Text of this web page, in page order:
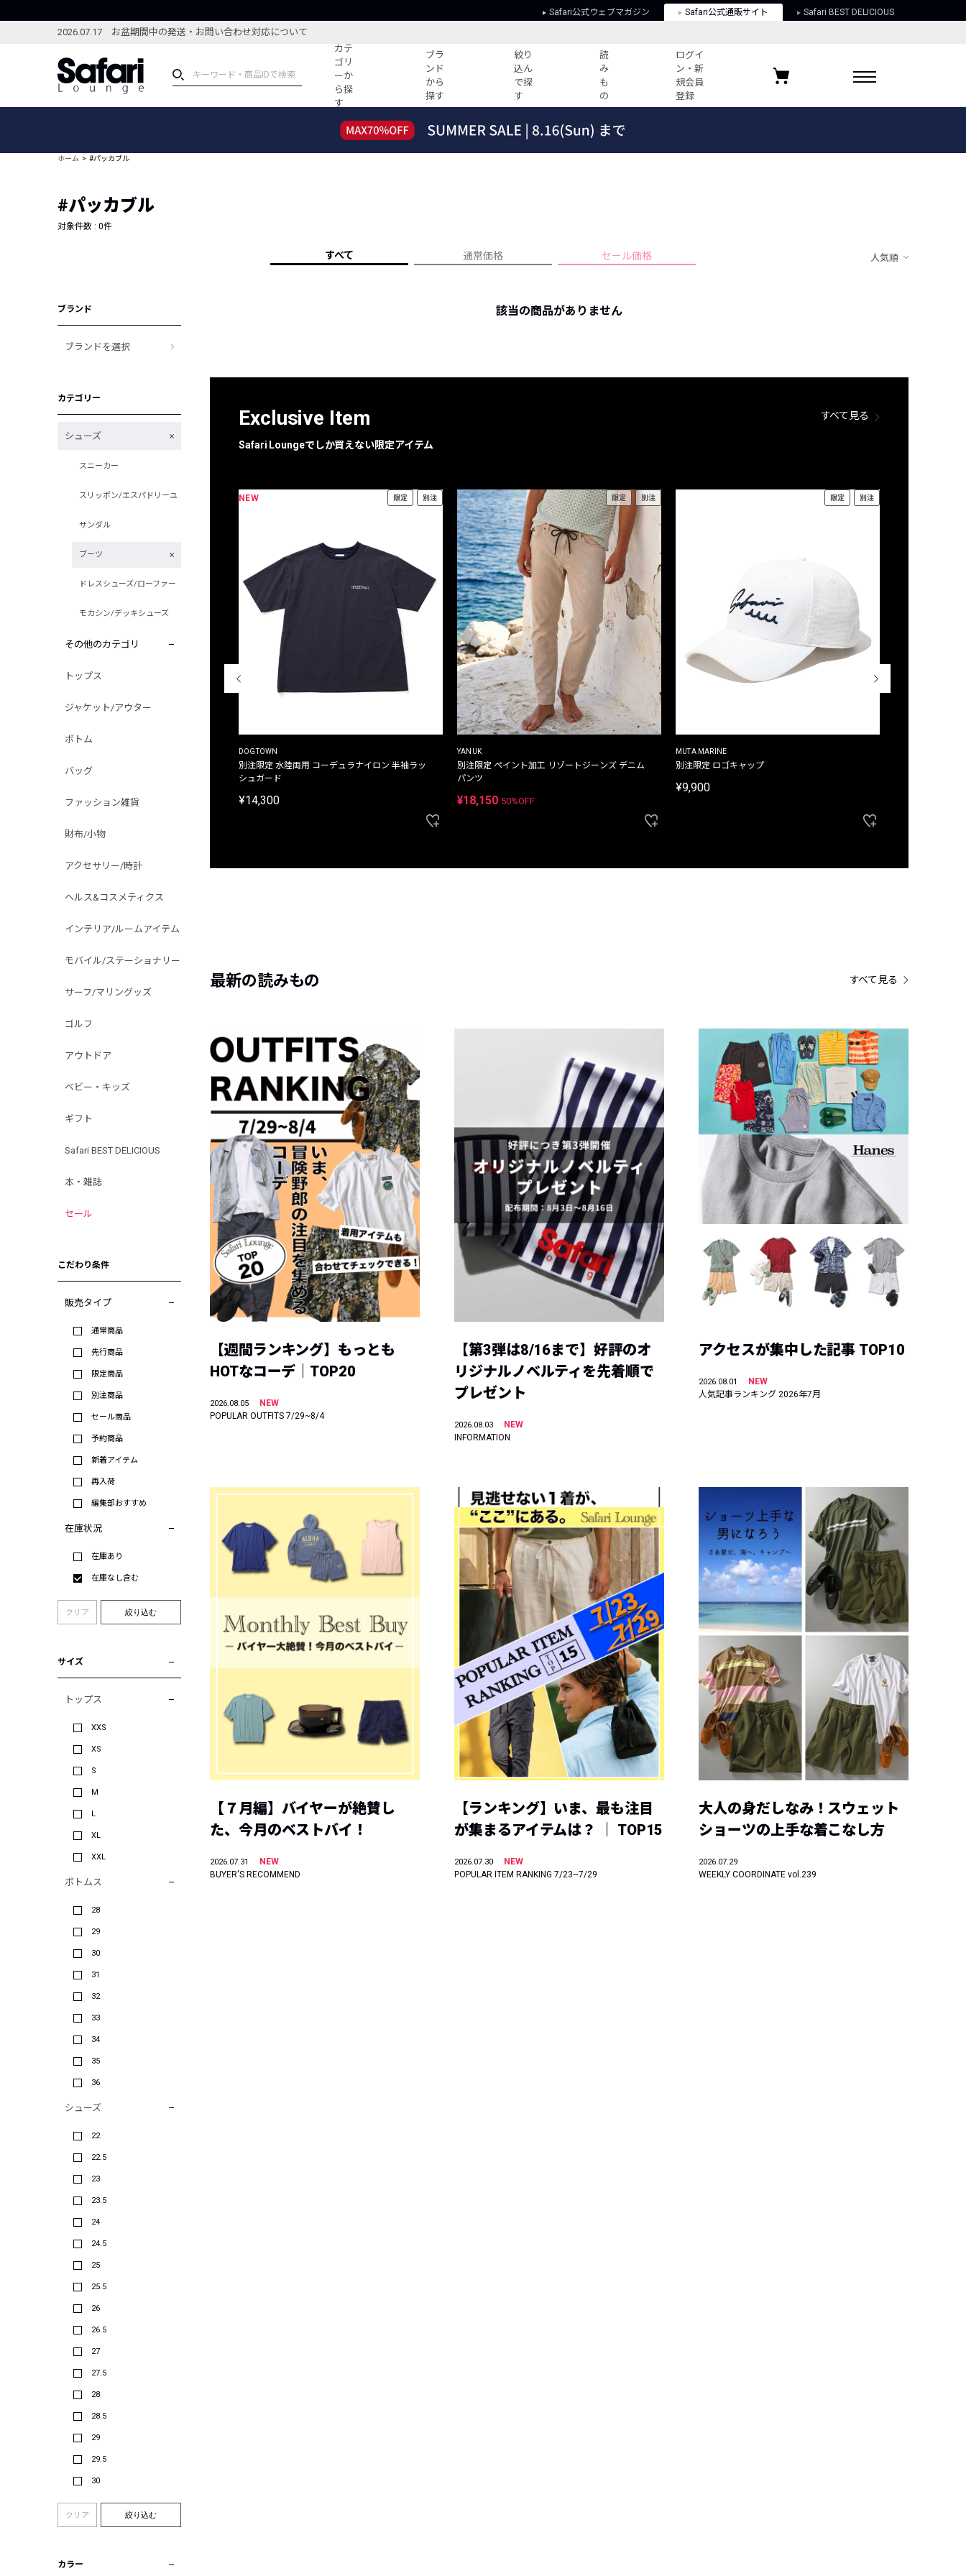
Safari公式ウェブマガジン Safari公式通販サイト Safari BEST DELICIOUS
2026.07.17 お盆期間中の発送・お問い合わせ対応について
カテ
ゴリ
ーか
ら探
す
ブラ
ンド
から
探す
絞り
込ん
で探
す
読
み
も
の
ログイ
ン・新
規会員
登録
ブランドから探す
新着アイテム
編集部のおすすめアイテム
すべての記事
人気記事ランキング
フォーカスブランド
プライバシーポリシー
お気に入りブランド
ホーム #パッカブル
#パッカブル
対象件数 : 0件
すべて 通常価格 セール価格 人気順
ブランド
ブランドを選択
カテゴリー
シューズ
スニーカー
スリッポン/エスパドリーユ
サンダル
ブーツ
ドレスシューズ/ローファー
モカシン/デッキシューズ
その他のカテゴリ
トップス
ジャケット/アウター
ボトム
バッグ
ファッション雑貨
財布/小物
アクセサリー/時計
ヘルス&コスメティクス
インテリア/ルームアイテム
モバイル/ステーショナリー
サーフ/マリングッズ
ゴルフ
アウトドア
ベビー・キッズ
ギフト
Safari BEST DELICIOUS
本・雑誌
セール
こだわり条件
販売タイプ
通常商品
先行商品
限定商品
別注商品
セール商品
予約商品
新着アイテム
再入荷
編集部おすすめ
在庫状況
在庫あり
在庫なし含む
クリア 絞り込む
サイズ
トップス
XXS
XS
S
M
L
XL
XXL
ボトムス
28
29
30
31
32
33
34
35
36
シューズ
22
22.5
23
23.5
24
24.5
25
25.5
26
26.5
27
27.5
28
28.5
29
29.5
30
クリア 絞り込む
カラー
該当の商品がありません
Exclusive Item
Safari Loungeでしか買えない限定アイテム
すべて見る
限定
別注限定 ピグメントダイ バックプリント サーフ
プリントTシャツ
NEW 限定 別注
DOGTOWN
別注限定 水陸両用 コーデュラナイロン 半袖ラッ
シュガード
¥14,300
限定 別注
YANUK
別注限定 ペイント加工 リゾートジーンズ デニム
パンツ
¥18,150 50%OFF
限定 別注
MUTA MARINE
別注限定 ロゴキャップ
¥9,900
最新の読みもの すべて見る
【週間ランキング】もっとも
HOTなコーデ｜TOP20
2026.08.05
NEW
POPULAR OUTFITS 7/29~8/4
【第3弾は8/16まで】好評のオ
リジナルノベルティを先着順で
プレゼント
2026.08.03
NEW
INFORMATION
アクセスが集中した記事 TOP10
2026.08.01
NEW
人気記事ランキング 2026年7月
【７月編】バイヤーが絶賛し
た、今月のベストバイ！
2026.07.31
NEW
BUYER'S RECOMMEND
【ランキング】いま、最も注目
が集まるアイテムは？ ｜ TOP15
2026.07.30
NEW
POPULAR ITEM RANKING 7/23~7/29
大人の身だしなみ！スウェット
ショーツの上手な着こなし方
2026.07.29
WEEKLY COORDINATE vol.239